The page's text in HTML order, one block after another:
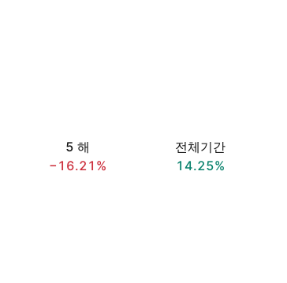
5 해
−16.21%
전체기간
14.25%